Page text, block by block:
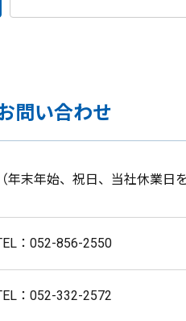
問い合わせ
年末年始、祝日、当社休業日
：052-856-2550
：052-332-2572